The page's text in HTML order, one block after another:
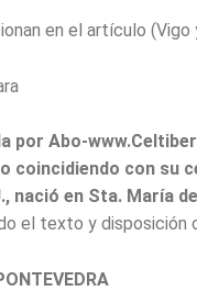
en el artículo
por Abo-
coincidiendo con su
nació en Sta. María
el texto y disposición